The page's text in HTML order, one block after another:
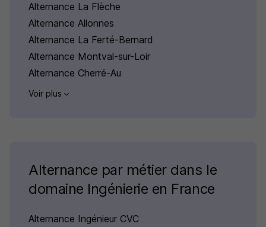
Alternance La Flèche
Alternance Allonnes
Alternance La Ferté-Bernard
Alternance Montval-sur-Loir
Alternance Cherré-Au
Voir plus
Alternance par métier dans le
domaine Ingénierie en France
Alternance Ingénieur CVC